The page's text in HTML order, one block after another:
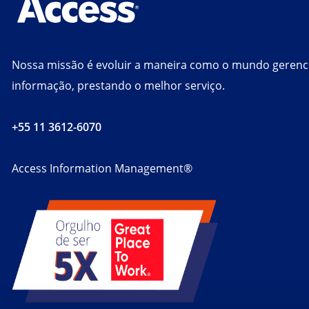
Nossa missão é evoluir a maneira como o mundo
informação, prestando o melhor serviço.
+55 11 3612-6070
Access Information Management®